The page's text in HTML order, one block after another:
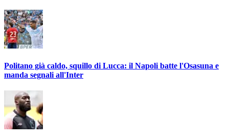
Politano già caldo, squillo di Lucca: il Napoli batte l'Osasuna e
manda segnali all'Inter